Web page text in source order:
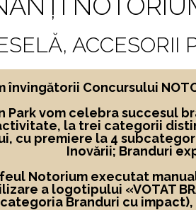
ACCESORII
învingătorii Concursului
Park vom celebra succesul
la trei categorii
cu premiere la 4
Inovării; Branduri
Notorium executat
a logotipului «VOTAT
categoria Branduri cu